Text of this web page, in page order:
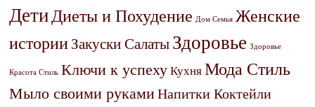
Дети Диеты и Похудение Дом Семья Женские
истории Закуски Салаты Здоровье Здоровье
Красота Стиль Ключи к успеху Кухня Мода Стиль
Мыло своими руками Напитки Коктейли